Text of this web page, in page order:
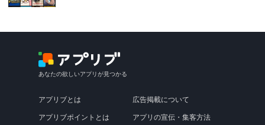
あなたの欲しいアプリが見つかる
アプリブとは
アプリブポイントとは
広告掲載について
アプリの宣伝・集客方法